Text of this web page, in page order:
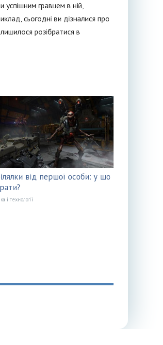
гравцем в ній,
сьогодні ви дізналися про
розібратися в
від першої особи: у що
і технології